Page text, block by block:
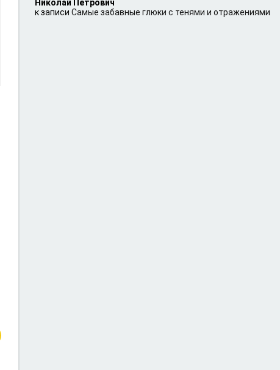
Николай Петрович
к записи Самые забавные глюки с тенями и отражениями